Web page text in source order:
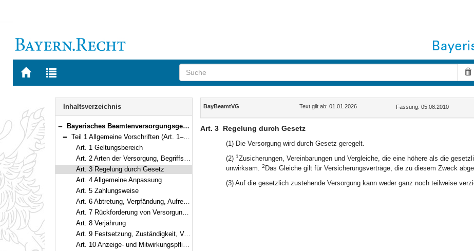
Zur
BAYERN.RECHT
Zur
letzten
Navigation
Inhaltsverzeichnis
Bereich reduzieren
Bayerisches Beamtenversorgungsgesetz (BayBeamtVG) Vom 5. August 2010 (GVBl. S. 410, 528, 764) BayRS 2033-1-1-F (Art. 1–118)
Bereich reduzieren
Teil 1 Allgemeine Vorschriften (Art. 1–10)
Art. 1 Geltungsbereich
Art. 2 Arten der Versorgung, Begriffsbestimmungen
Art. 3 Regelung durch Gesetz
Art. 4 Allgemeine Anpassung
Art. 5 Zahlungsweise
Art. 6 Abtretung, Verpfändung, Aufrechnung, Zurückbehaltungsrecht
Art. 7 Rückforderung von Versorgungsbezügen
Art. 8 Verjährung
Art. 9 Festsetzung, Zuständigkeit, Verordnungsermächtigung
Art. 10 Anzeige- und Mitwirkungspflichten
Inhalt
BayBeamtVG Text gilt ab: 01.01.2026 Fassung: 05.08.2010
Art. 3 Regelung durch Gesetz
(1) Die Versorgung wird durch Gesetz geregelt.
(2) 1Zusicherungen, Vereinbarungen und Vergleiche, die eine höhere als die
unwirksam. 2 Das Gleiche gilt für Versicherungsverträge, die zu diesem Zweck
(3) Auf die gesetzlich zustehende Versorgung kann weder ganz noch teilweise